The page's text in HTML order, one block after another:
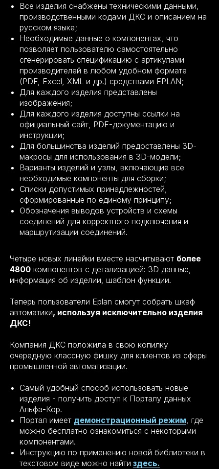
Все изделия снабжены техническими данными,
производственными кодами ДКС и описанием на
русском языке;
Необходимые данные о компонентах, что
позволяет пользователю самостоятельно
сгенерировать спецификацию с артикулами
производителей в любом удобном формате
(PDF, Excel, XML и др.) средствами EPLAN;
Для каждого изделия представлены
изображения;
Для каждого изделия доступны ссылки на
официальный сайт, PDF-документацию и
инструкции;
Для большинства изделий предоставлены 3D-
макросы для использования в 3D-модели;
Варианты изделий и узлы, включающие все
необходимые компоненты для сборки;
Списки допустимых принадлежностей,
сформированные по единому принципу;
Обозначения выводов устройств и схемы
соединений для корректного подключения и
маршрутизации соединений.
Четыре новых линейки вместе насчитывают более
4800 компонентов с детализацией: 3D данные,
информация об изделии, шаблон функции.
Теперь пользователи Eplan смогут собрать шкаф
автоматики, используя исключительно изделия
ДКС!
Компания ДКС положила в свою копилку
очередную классную фишку для клиентов из сферы
промышленной автоматизации.
Самый удобный способ использовать новые
изделия - получить доступ к Порталу данных
Альфа-Кор.
Портал имеет демонстрационный режим , где
можно бесплатно ознакомиться с некоторыми
компонентами.
Инструкцию по применению новой библиотеки в
текстовом виде можно найти здесь.